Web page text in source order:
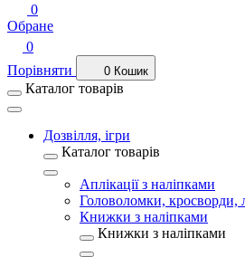
0
Обране
0
Порівняти
0 Кошик
Каталог товарів
Дозвілля, ігри
Каталог товарів
Аплікації з наліпками
Головоломки, кросворди,
Книжки з наліпками
Книжки з наліпками